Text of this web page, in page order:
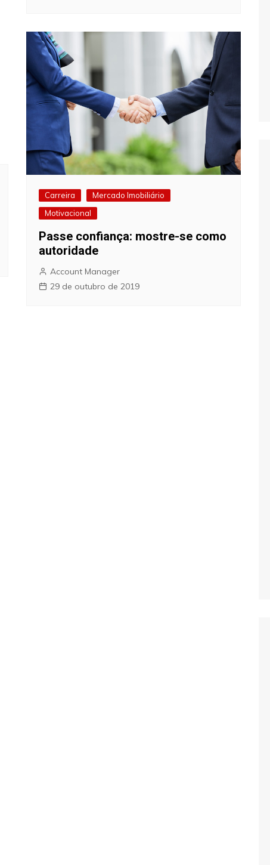
Carreira
Mercado Imobiliário
Motivacional
Passe confiança: mostre-se como
autoridade
Account Manager
29 de outubro de 2019